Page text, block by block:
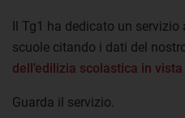
Il Tg1 ha dedicato un
scuole citando i dati del
dell’edilizia scolastica in
Guarda il servizio.